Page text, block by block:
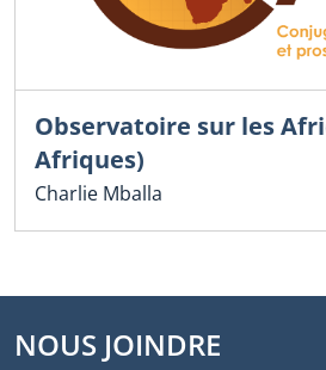
Observatoire sur les
Afriques)
Charlie Mballa
NOUS JOINDRE